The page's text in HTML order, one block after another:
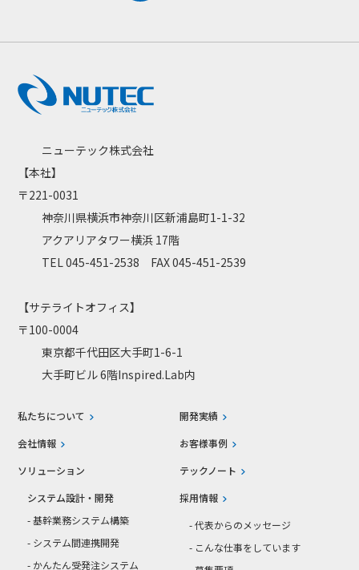
ニューテック株式会社
【本社】
〒221-0031
神奈川県横浜市神奈川区新浦島町1-1-32
アクアリアタワー横浜 17階
TEL 045-451-2538 FAX 045-451-2539
【サテライトオフィス】
〒100-0004
東京都千代田区大手町1-6-1
大手町ビル 6階Inspired.Lab内
私たちについて
会社情報
ソリューション
システム設計・開発
- 基幹業務システム構築
- システム間連携開発
- かんたん受発注システム
開発実績
お客様事例
テックノート
採用情報
- 代表からのメッセージ
- こんな仕事をしています